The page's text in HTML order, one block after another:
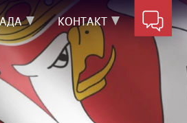
КОНТАКТ